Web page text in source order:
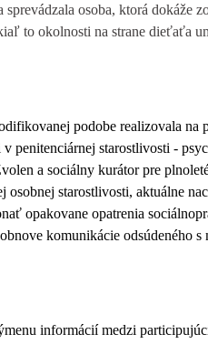
osoba, ktorá dokáže
to okolnosti na strane dieťaťa
podobe realizovala na
starostlivosti -
a sociálny kurátor pre
starostlivosti, aktuálne
opakovane opatrenia
komunikácie odsúdeného
informácií medzi